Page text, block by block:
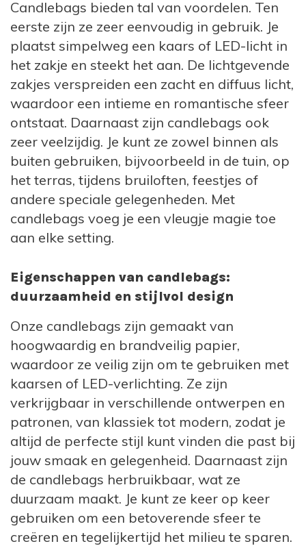
Transformeer gewone avonden in
bijzondere momenten met de charmante
candlebags.
Candlebags bieden tal van voordelen. Ten
eerste zijn ze zeer eenvoudig in gebruik. Je
plaatst simpelweg een kaars of LED-licht in
het zakje en steekt het aan. De lichtgevende
zakjes verspreiden een zacht en diffuus licht,
waardoor een intieme en romantische sfeer
ontstaat. Daarnaast zijn candlebags ook
zeer veelzijdig. Je kunt ze zowel binnen als
buiten gebruiken, bijvoorbeeld in de tuin, op
het terras, tijdens bruiloften, feestjes of
andere speciale gelegenheden. Met
candlebags voeg je een vleugje magie toe
aan elke setting.
Eigenschappen van candlebags:
duurzaamheid en stijlvol design
Onze candlebags zijn gemaakt van
hoogwaardig en brandveilig papier,
waardoor ze veilig zijn om te gebruiken met
kaarsen of LED-verlichting. Ze zijn
verkrijgbaar in verschillende ontwerpen en
patronen, van klassiek tot modern, zodat je
altijd de perfecte stijl kunt vinden die past bij
jouw smaak en gelegenheid. Daarnaast zijn
de candlebags herbruikbaar, wat ze
duurzaam maakt. Je kunt ze keer op keer
gebruiken om een betoverende sfeer te
creëren en tegelijkertijd het milieu te sparen.